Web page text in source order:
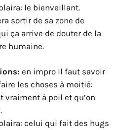
le bienveillant.
sortir de sa zone de
ça arrive de douter de la
humaine.
en impro il faut savoir
les choses à moitié:
vraiment à poil et qu’on
celui qui fait des hugs